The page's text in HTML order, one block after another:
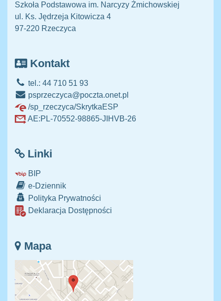
Szkoła Podstawowa im. Narcyzy Żmichowskiej
ul. Ks. Jędrzeja Kitowicza 4
97-220 Rzeczyca
Kontakt
tel.: 44 710 51 93
psprzeczyca@poczta.onet.pl
/sp_rzeczyca/SkrytkaESP
AE:PL-70552-98865-JIHVB-26
Linki
BIP
e-Dziennik
Polityka Prywatności
Deklaracja Dostępności
Mapa